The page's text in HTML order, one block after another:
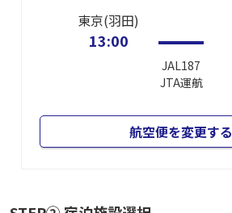
東京(羽田)
13:00
JAL187
JTA運航
航空便を変更する